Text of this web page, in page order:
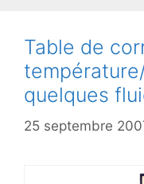
Table de
quelques
25 septembre